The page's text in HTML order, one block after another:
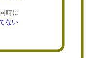
時に
ない